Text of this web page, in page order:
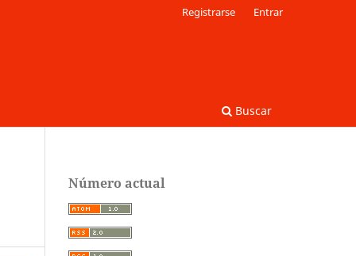
Buscar
Registrarse Entrar
Número actual